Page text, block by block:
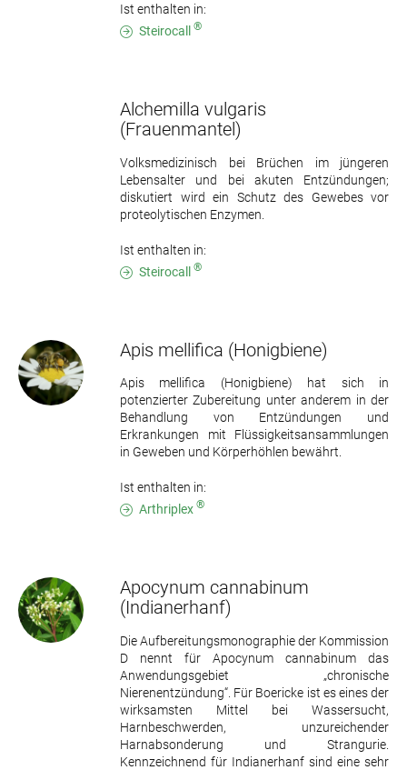
Ist enthalten in:
Steirocall ®
Alchemilla vulgaris
(Frauenmantel)
Volksmedizinisch bei Brüchen im jüngeren
Lebensalter und bei akuten Entzündungen;
diskutiert wird ein Schutz des Gewebes vor
proteolytischen Enzymen.
Ist enthalten in:
Steirocall ®
Apis mellifica (Honigbiene)
Apis mellifica (Honigbiene) hat sich in
potenzierter Zubereitung unter anderem in der
Behandlung von Entzündungen und
Erkrankungen mit Flüssigkeitsansammlungen
in Geweben und Körperhöhlen bewährt.
Ist enthalten in:
Arthriplex ®
Apocynum cannabinum
(Indianerhanf)
Die Aufbereitungsmonographie der Kommission
D nennt für Apocynum cannabinum das
Anwendungsgebiet „chronische
Nierenentzündung“. Für Boericke ist es eines der
wirksamsten Mittel bei Wassersucht,
Harnbeschwerden, unzureichender
Harnabsonderung und Strangurie.
Kennzeichnend für Indianerhanf sind eine sehr